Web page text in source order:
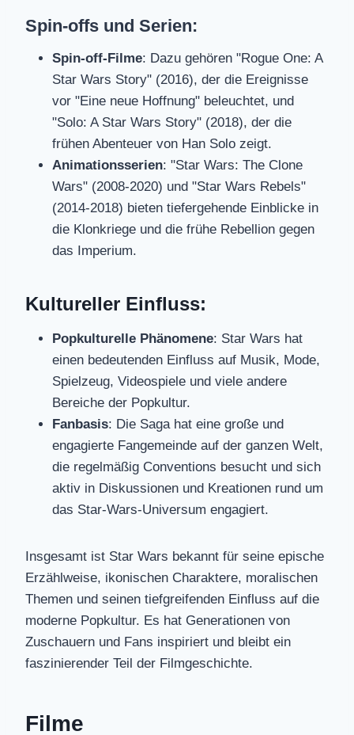
Spin-offs und Serien:
Spin-off-Filme: Dazu gehören "Rogue One: A
Star Wars Story" (2016), der die Ereignisse
vor "Eine neue Hoffnung" beleuchtet, und
"Solo: A Star Wars Story" (2018), der die
frühen Abenteuer von Han Solo zeigt.
Animationsserien: "Star Wars: The Clone
Wars" (2008-2020) und "Star Wars Rebels"
(2014-2018) bieten tiefergehende Einblicke in
die Klonkriege und die frühe Rebellion gegen
das Imperium.
Kultureller Einfluss:
Popkulturelle Phänomene: Star Wars hat
einen bedeutenden Einfluss auf Musik, Mode,
Spielzeug, Videospiele und viele andere
Bereiche der Popkultur.
Fanbasis: Die Saga hat eine große und
engagierte Fangemeinde auf der ganzen Welt,
die regelmäßig Conventions besucht und sich
aktiv in Diskussionen und Kreationen rund um
das Star-Wars-Universum engagiert.
Insgesamt ist Star Wars bekannt für seine epische
Erzählweise, ikonischen Charaktere, moralischen
Themen und seinen tiefgreifenden Einfluss auf die
moderne Popkultur. Es hat Generationen von
Zuschauern und Fans inspiriert und bleibt ein
faszinierender Teil der Filmgeschichte.
Filme